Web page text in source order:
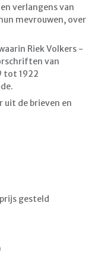
verlangens van
mevrouwen, over
Riek Volkers -
van
tot 1922
uit de brieven en
gesteld